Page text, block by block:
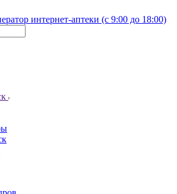
интернет-аптеки (с 9:00 до 18:00)